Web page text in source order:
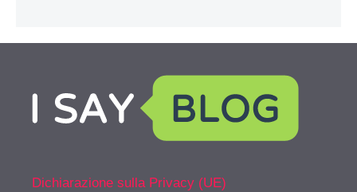
Dichiarazione sulla Privacy (UE)